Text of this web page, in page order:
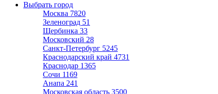
Выбрать город
Москва 7820
Зеленоград 51
Щербинка 33
Московский 28
Санкт-Петербург 5245
Краснодарский край 4731
Краснодар 1365
Сочи 1169
Анапа 241
Московская область 3500